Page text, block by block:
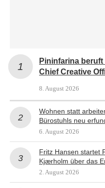
Pininfarina
Chief Creative
8. August 2026
Wohnen statt
Bürostuhls neu
6. August 2026
Fritz Hansen startet
Kjærholm über das
2. August 2026